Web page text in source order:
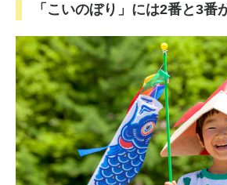
「こいのぼり」には2番と3番